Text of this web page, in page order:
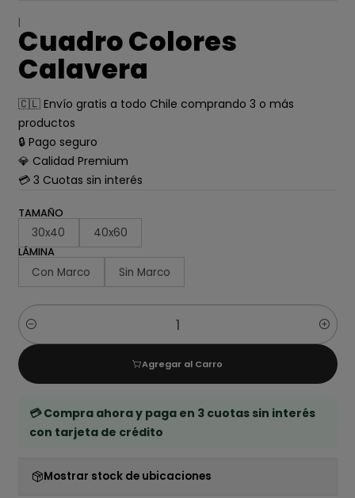
|
Cuadro Colores
Calavera
🇨🇱 Envío gratis a todo Chile comprando 3 o más
productos
🔒 Pago seguro
💎 Calidad Premium
💳 3 Cuotas sin interés
TAMAÑO
30x40 40x60
LÁMINA
Con Marco Sin Marco
Cantidad
Agregar al Carro
💳 Compra ahora y paga en 3 cuotas sin interés
con tarjeta de crédito
Mostrar stock de ubicaciones